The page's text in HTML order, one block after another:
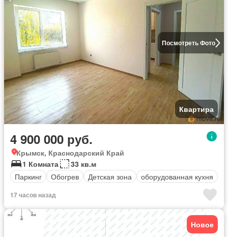
Посмотреть Фото
Квартира
4 900 000 руб.
Крымск, Краснодарский Край
1 Комната
33 кв.м
Паркинг
Обогрев Детская зона оборудованная кухня
17 часов назад
Новое